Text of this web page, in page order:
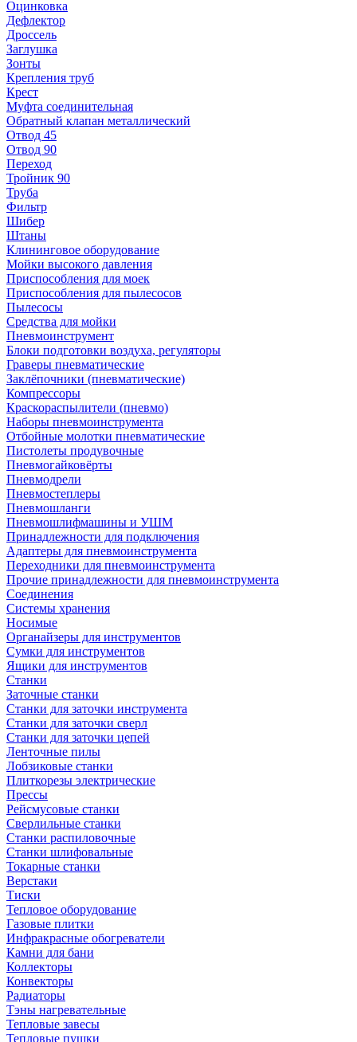
Оцинковка
Дефлектор
Дроссель
Заглушка
Зонты
Крепления труб
Крест
Муфта соединительная
Обратный клапан металлический
Отвод 45
Отвод 90
Переход
Тройник 90
Труба
Фильтр
Шибер
Штаны
Клининговое оборудование
Мойки высокого давления
Приспособления для моек
Приспособления для пылесосов
Пылесосы
Средства для мойки
Пневмоинструмент
Блоки подготовки воздуха, регуляторы
Граверы пневматические
Заклёпочники (пневматические)
Компрессоры
Краскораспылители (пневмо)
Наборы пневмоинструмента
Отбойные молотки пневматические
Пистолеты продувочные
Пневмогайковёрты
Пневмодрели
Пневмостеплеры
Пневмошланги
Пневмошлифмашины и УШМ
Принадлежности для подключения
Адаптеры для пневмоинструмента
Переходники для пневмоинструмента
Прочие принадлежности для пневмоинструмента
Соединения
Системы хранения
Носимые
Органайзеры для инструментов
Сумки для инструментов
Ящики для инструментов
Станки
Заточные станки
Станки для заточки инструмента
Станки для заточки сверл
Станки для заточки цепей
Ленточные пилы
Лобзиковые станки
Плиткорезы электрические
Прессы
Рейсмусовые станки
Сверлильные станки
Станки распиловочные
Станки шлифовальные
Токарные станки
Верстаки
Тиски
Тепловое оборудование
Газовые плитки
Инфракрасные обогреватели
Камни для бани
Коллекторы
Конвекторы
Радиаторы
Тэны нагревательные
Тепловые завесы
Тепловые пушки